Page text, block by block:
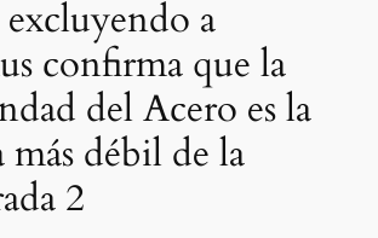
a
confirma que la
del Acero es la
débil de la
2